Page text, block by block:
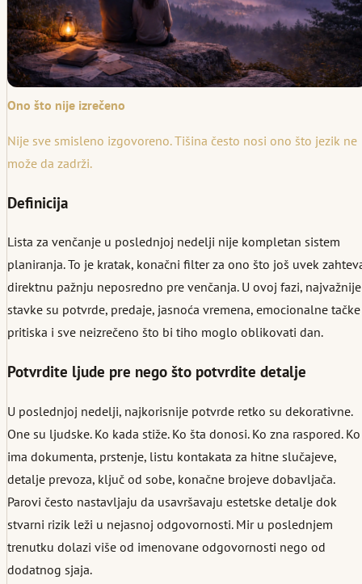
Ono što nije izrečeno
Nije sve smisleno izgovoreno. Tišina često nosi ono što jezik ne
može da zadrži.
Definicija
Lista za venčanje u poslednjoj nedelji nije kompletan sistem
planiranja. To je kratak, konačni filter za ono što još uvek
direktnu pažnju neposredno pre venčanja. U ovoj fazi, najvažnije
stavke su potvrde, predaje, jasnoća vremena, emocionalne tačke
pritiska i sve neizrečeno što bi tiho moglo oblikovati dan.
Potvrdite ljude pre nego što potvrdite detalje
U poslednjoj nedelji, najkorisnije potvrde retko su dekorativne.
One su ljudske. Ko kada stiže. Ko šta donosi. Ko zna raspored. Ko
ima dokumenta, prstenje, listu kontakata za hitne slučajeve,
detalje prevoza, ključ od sobe, konačne brojeve dobavljača.
Parovi često nastavljaju da usavršavaju estetske detalje dok
stvarni rizik leži u nejasnoj odgovornosti. Mir u poslednjem
trenutku dolazi više od imenovane odgovornosti nego od
dodatnog sjaja.